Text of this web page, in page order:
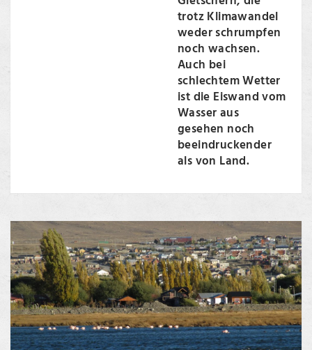
trotz Klimawandel
weder schrumpfen
noch wachsen.
Auch bei
schlechtem Wetter
ist die Eiswand vom
Wasser aus
gesehen noch
beeindruckender
als von Land.